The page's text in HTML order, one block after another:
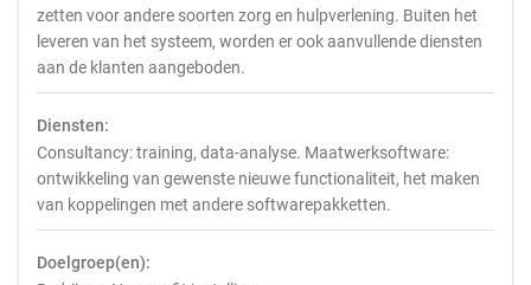
zetten voor andere soorten zorg en hulpverlening. Buiten het
leveren van het systeem, worden er ook aanvullende diensten
aan de klanten aangeboden.
Diensten:
Consultancy: training, data-analyse. Maatwerksoftware:
ontwikkeling van gewenste nieuwe functionaliteit, het maken
van koppelingen met andere softwarepakketten.
Doelgroep(en):